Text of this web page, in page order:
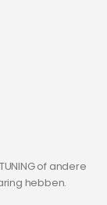
of andere
hebben.